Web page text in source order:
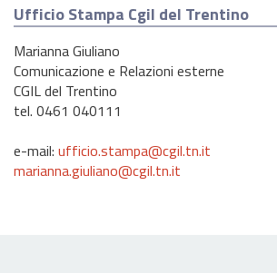
Ufficio Stampa Cgil del Trentino
Marianna Giuliano
Comunicazione e Relazioni esterne
CGIL del Trentino
tel. 0461 040111
e-mail: ufficio.stampa@cgil.tn.it
marianna.giuliano@cgil.tn.it